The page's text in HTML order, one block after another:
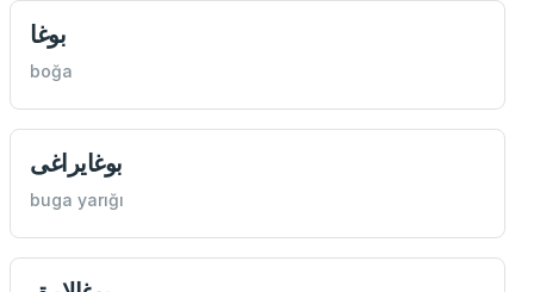
بوغا
boğa
بوغایراغی
buga yarığı